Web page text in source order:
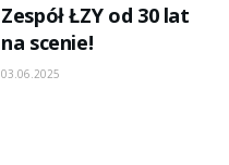
Zespół ŁZY od 30 lat
na scenie!
03.06.2025